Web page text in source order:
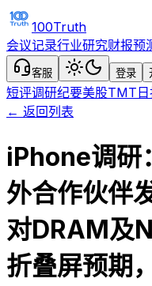
100Truth
会议记录行业研究财报预
客服 登录
短评调研纪要美股TMT日
← 返回列表
iPhone调
外合作伙伴
对DRAM及
折叠屏预期